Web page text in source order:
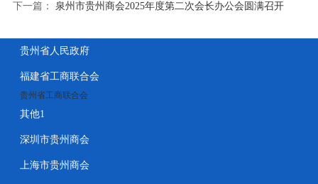
下一篇：
泉州市贵州商会2025年度第二次会长办公会圆满召开
贵州省人民政府
福建省工商联合会
贵州省工商联合会
其他1
深圳市贵州商会
上海市贵州商会